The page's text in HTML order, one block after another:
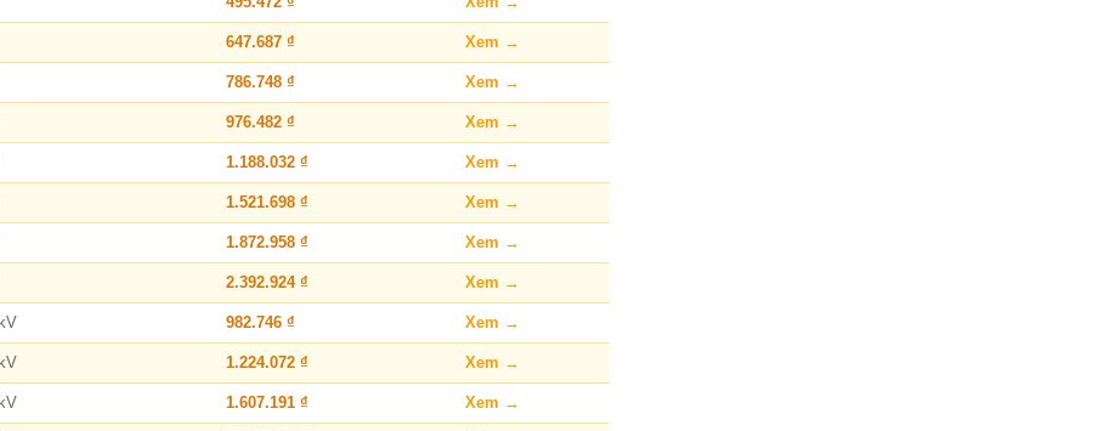
647.687 ₫ Xem →
786.748 ₫ Xem →
976.482 ₫ Xem →
1.188.032 ₫ Xem →
1.521.698 ₫ Xem →
1.872.958 ₫ Xem →
2.392.924 ₫ Xem →
982.746 ₫ Xem →
1.224.072 ₫ Xem →
1.607.191 ₫ Xem →